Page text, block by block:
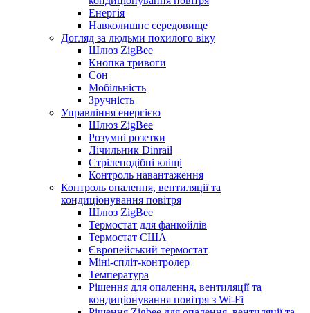
Енергія
Навколишнє середовище
Догляд за людьми похилого віку
Шлюз ZigBee
Кнопка тривоги
Сон
Мобільність
Зручність
Управління енергією
Шлюз ZigBee
Розумні розетки
Лічильник Dinrail
Стрілеподібні кліщі
Контроль навантаження
Контроль опалення, вентиляції та
кондиціонування повітря
Шлюз ZigBee
Термостат для фанкойлів
Термостат США
Європейський термостат
Міні-спліт-контролер
Температура
Рішення для опалення, вентиляції та
кондиціонування повітря з Wi-Fi